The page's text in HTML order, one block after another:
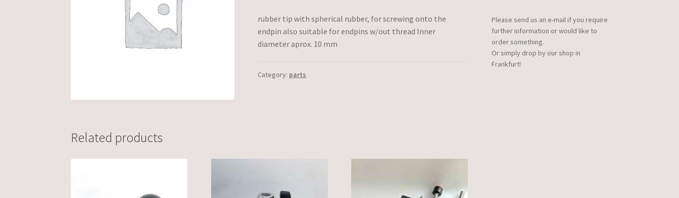
rubber tip with spherical rubber, for screwing onto the
endpin also suitable for endpins w/out thread Inner
diameter aprox. 10 mm
Category: parts
Related products
Please send us an e-mail if you require
further information or would like to
order something.
Or simply drop by our shop in
Frankfurt!